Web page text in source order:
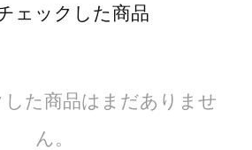
ェックした商品
た商品はまだありませ
ん。